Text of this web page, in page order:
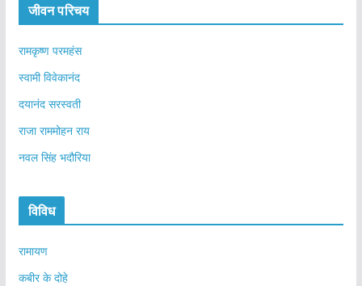
जीवन परिचय
रामकृष्ण परमहंस
स्वामी विवेकानंद
दयानंद सरस्वती
राजा राममोहन राय
नवल सिंह भदौरिया
विविध
रामायण
कबीर के दोहे